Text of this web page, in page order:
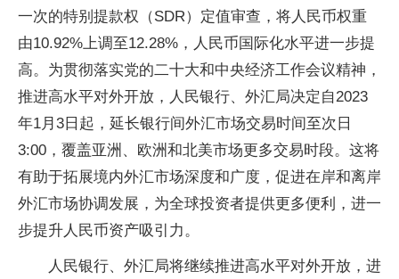
一次的特别提款权（SDR）定值审查，将人民币权重
由10.92%上调至12.28%，人民币国际化水平进一步提
高。为贯彻落实党的二十大和中央经济工作会议精神，
推进高水平对外开放，人民银行、外汇局决定自2023
年1月3日起，延长银行间外汇市场交易时间至次日
3:00，覆盖亚洲、欧洲和北美市场更多交易时段。这将
有助于拓展境内外汇市场深度和广度，促进在岸和离岸
外汇市场协调发展，为全球投资者提供更多便利，进一
步提升人民币资产吸引力。
人民银行、外汇局将继续推进高水平对外开放，进